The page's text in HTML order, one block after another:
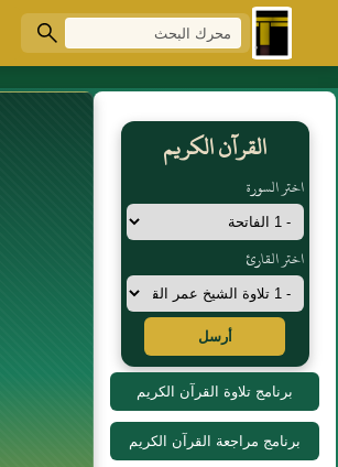
القرآن الكريم
اختر السورة
اختر القارئ
أرسل
برنامج تلاوة القرآن الكريم
برنامج مراجعة القرآن الكريم